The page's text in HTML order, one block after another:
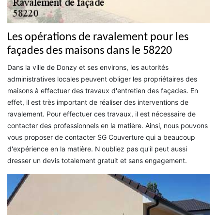
Les opérations de ravalement pour les
façades des maisons dans le 58220
Dans la ville de Donzy et ses environs, les autorités
administratives locales peuvent obliger les propriétaires des
maisons à effectuer des travaux d'entretien des façades. En
effet, il est très important de réaliser des interventions de
ravalement. Pour effectuer ces travaux, il est nécessaire de
contacter des professionnels en la matière. Ainsi, nous pouvons
vous proposer de contacter SG Couverture qui a beaucoup
d'expérience en la matière. N'oubliez pas qu'il peut aussi
dresser un devis totalement gratuit et sans engagement.